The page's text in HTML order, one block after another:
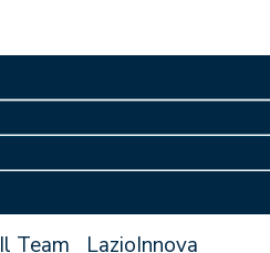
Il Team LazioInnova